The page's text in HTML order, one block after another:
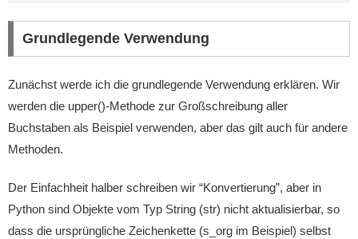
Grundlegende Verwendung
Zunächst werde ich die grundlegende Verwendung erklären. Wir
werden die upper()-Methode zur Großschreibung aller
Buchstaben als Beispiel verwenden, aber das gilt auch für andere
Methoden.
Der Einfachheit halber schreiben wir “Konvertierung”, aber in
Python sind Objekte vom Typ String (str) nicht aktualisierbar, so
dass die ursprüngliche Zeichenkette (s_org im Beispiel) selbst